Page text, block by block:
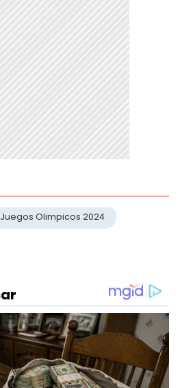
Juegos Olimpicos 2024